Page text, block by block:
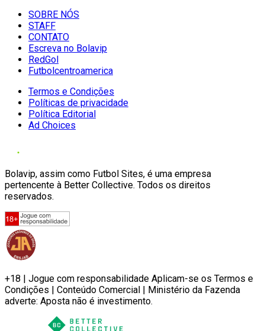
SOBRE NÓS
STAFF
CONTATO
Escreva no Bolavip
RedGol
Futbolcentroamerica
Termos e Condições
Políticas de privacidade
Política Editorial
Ad Choices
Bolavip, assim como Futbol Sites, é uma empresa
pertencente à Better Collective. Todos os direitos
reservados.
+18 | Jogue com responsabilidade Aplicam-se os Termos e
Condições | Conteúdo Comercial | Ministério da Fazenda
adverte: Aposta não é investimento.